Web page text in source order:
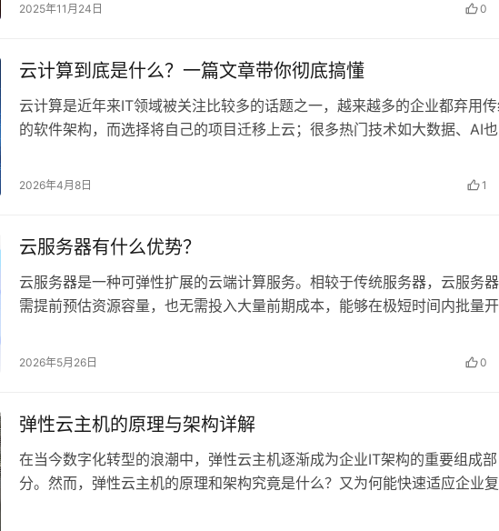
2025年11月24日 0
云计算到底是什么？一篇文章带你彻底搞懂
云计算是近年来IT领域被关注比较多的话题之一，越来越多的企业都弃用
的软件架构，而选择将自己的项目迁移上云；很多热门技术如大数据、AI
2026年4月8日 1
云服务器有什么优势？
云服务器是一种可弹性扩展的云端计算服务。相较于传统服务器，云服务
需提前预估资源容量，也无需投入大量前期成本，能够在极短时间内批量
2026年5月26日 0
弹性云主机的原理与架构详解
在当今数字化转型的浪潮中，弹性云主机逐渐成为企业IT架构的重要组成部
分。然而，弹性云主机的原理和架构究竟是什么？又为何能快速适应企业